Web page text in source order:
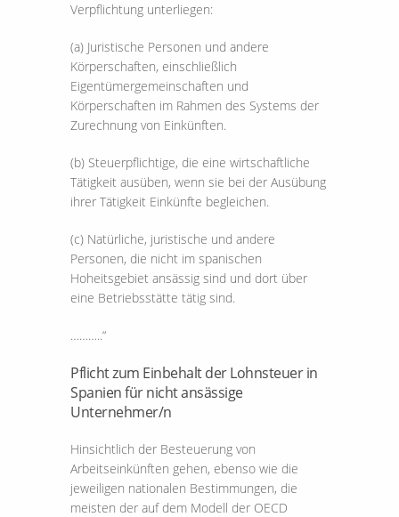
Verpflichtung unterliegen:
(a) Juristische Personen und andere
Körperschaften, einschließlich
Eigentümergemeinschaften und
Körperschaften im Rahmen des Systems der
Zurechnung von Einkünften.
(b) Steuerpflichtige, die eine wirtschaftliche
Tätigkeit ausüben, wenn sie bei der Ausübung
ihrer Tätigkeit Einkünfte begleichen.
(c) Natürliche, juristische und andere
Personen, die nicht im spanischen
Hoheitsgebiet ansässig sind und dort über
eine Betriebsstätte tätig sind.
………..“
Pflicht zum Einbehalt der Lohnsteuer in
Spanien für nicht ansässige
Unternehmer/n
Hinsichtlich der Besteuerung von
Arbeitseinkünften gehen, ebenso wie die
jeweiligen nationalen Bestimmungen, die
meisten der auf dem Modell der OECD